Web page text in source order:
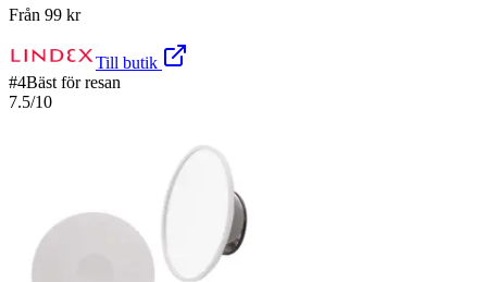
Från 99 kr
Till butik
#4Bäst för resan
7.5/10